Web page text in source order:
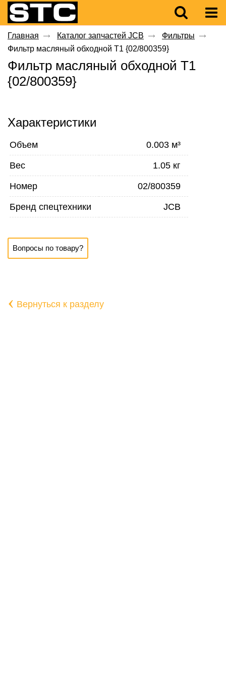
Главная Каталог запчастей JCB
Фильтры
Фильтр масляный обходной T1 {02/800359}
Фильтр масляный обходной T1
{02/800359}
Характеристики
Объем 0.003 м³
Вес 1.05 кг
Номер 02/800359
Бренд спецтехники JCB
Вопросы по товару?
‹ Вернуться к разделу